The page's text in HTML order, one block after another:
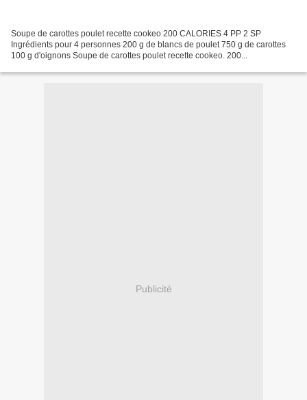
Soupe de carottes poulet recette cookeo 200 CALORIES 4 PP 2 SP
Ingrédients pour 4 personnes 200 g de blancs de poulet 750 g de carottes
100 g d'oignons Soupe de carottes poulet recette cookeo. 200...
Publicité